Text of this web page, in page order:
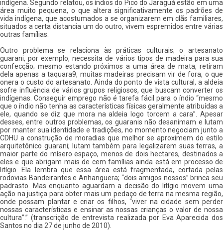
indígena. Segundo relatou, os índios do Pico do Jaraguá estão em uma
área muito pequena, o que altera significativamente os padrões de
vida indígena, que acostumados a se organizarem em clãs familiares,
situados a certa distancia um do outro, vivem espremidos entre várias
outras famílias.
Outro problema se relaciona às práticas culturais; o artesanato
guarani, por exemplo, necessita de vários tipos de madeira para sua
confecção; mesmo estando próximos a uma área de mata, retiram
dela apenas a taquara9, muitas madeiras precisam vir de fora, o que
onera o custo do artesanato. Ainda do ponto de vista cultural, a aldeia
sofre influência de vários grupos religiosos, que buscam converter os
indígenas. Conseguir emprego não é tarefa fácil para o índio “mesmo
que o índio não tenha as características físicas geralmente atribuídas a
ele, quando se diz que mora na aldeia logo torcem a cara”. Apesar
desses, entre outros problemas, os guaranis não desanimam e lutam
por manter sua identidade e tradições, no momento negociam junto a
CDHU a construção de moradias que melhor se aproximem do estilo
arquitetônico guarani; lutam também para legalizarem suas terras, a
maior parte do mísero espaço, menos de dois hectares, destinados a
eles e que abrigam mais de cem famílias ainda está em processo de
litígio. Ela lembra que essa área está fragmentada, cortada pelas
rodovias Bandeirantes e Anhanguera; “dois amigos nossos” brinca seu
padrasto. Mas enquanto aguardam a decisão do litígio movem uma
ação na justiça para obter mais um pedaço de terra na mesma região,
onde possam plantar e criar os filhos, “viver na cidade sem perder
nossas características e ensinar as nossas crianças o valor de nossa
cultura”.” (transcrição de entrevista realizada por Eva Aparecida dos
Santos no dia 27 de junho de 2010).